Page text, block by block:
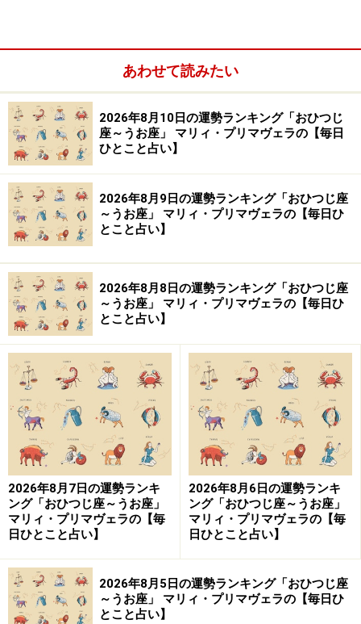
いを引き継ぐ、誰かのために頑張るのも、あなたのメン
【処方箋】
・褒める
褒めグセをつけましょう。
「すごいね」「さすが」「気が利いている」「あなたに
しかできない」「いてくれて、よかった」など、細かい
ことも、どんどん称えまくって。
最初は、人に向けているだけですが、だんだん、自分の
ことも認められるようになるでしょう。「結構、頑張っ
たんじゃない？」「やれることは全部やった」「私、天
才」的に肯定的な文脈で頑張りを捉えられるようになる
と、こっちのもの。いじけやすいメンタルを救済できま
す。
・ マニア道
知る人ぞ知る強みを持ちましょう。
「カメラのことは任せて」「推しについて語らせたら止
まらない」的に、好きなこと、興味があることでいいの
です。これが自分の生きる意味と言い切れる何かを見つ
けることで、人生そのものが安定へ向かっていきます。
あわせて読みたい
2026年8月10日の運勢ランキング「おひつじ
座～うお座」 マリィ・プリマヴェラの【毎日
ひとこと占い】
2026年8月9日の運勢ランキング「おひつじ座
～うお座」 マリィ・プリマヴェラの【毎日ひ
とこと占い】
2026年8月8日の運勢ランキング「おひつじ座
～うお座」 マリィ・プリマヴェラの【毎日ひ
とこと占い】
2026年8月7日の運勢ランキ
ング「おひつじ座～うお座」
マリィ・プリマヴェラの【毎
日ひとこと占い】
2026年8月6日の運勢ランキ
ング「おひつじ座～うお座」
マリィ・プリマヴェラの【毎
日ひとこと占い】
2026年8月5日の運勢ランキング「おひつじ座
～うお座」 マリィ・プリマヴェラの【毎日ひ
とこと占い】